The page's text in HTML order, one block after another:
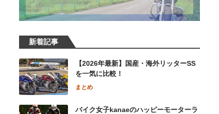
新着記事
【2026年最新】国産・海外リッターSS
を一気に比較！
まとめ
バイク女子kanaeのハッピーモーターラ